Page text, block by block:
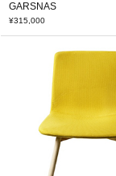
GARSNAS
¥315,000